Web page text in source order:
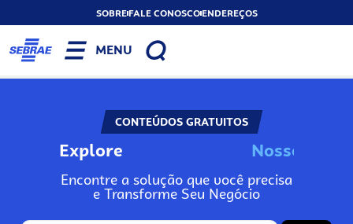
SOBREFALE CONOSCOENDEREÇOS
MENU
CONTEÚDOS GRATUITOS
Explore No
Encontre a solução que você precisa
e Transforme Seu Negócio